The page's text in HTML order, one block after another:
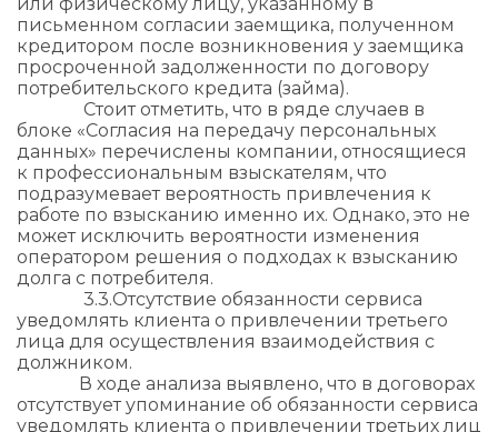
письменном согласии заемщика, полученном
кредитором после возникновения у заемщика
просроченной задолженности по договору
потребительского кредита (займа).
Стоит отметить, что в ряде случаев в
блоке «Согласия на передачу персональных
данных» перечислены компании, относящиеся
к профессиональным взыскателям, что
подразумевает вероятность привлечения к
работе по взысканию именно их. Однако, это не
может исключить вероятности изменения
оператором решения о подходах к взысканию
долга с потребителя.
3.3.​Отсутствие обязанности сервиса
уведомлять клиента о привлечении третьего
лица для осуществления взаимодействия с
должником.
В ходе анализа выявлено, что в договорах
отсутствует упоминание об обязанности сервиса
уведомлять клиента о привлечении третьих лиц